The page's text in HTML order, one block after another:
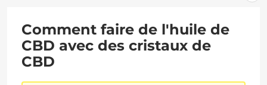
Comment faire de l'huile de
CBD avec des cristaux de
CBD